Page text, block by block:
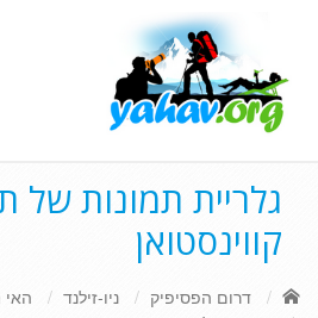
גלריית תמונות של
קווינסטואן
דרום הפסיפיק ניו-זילנד
האי